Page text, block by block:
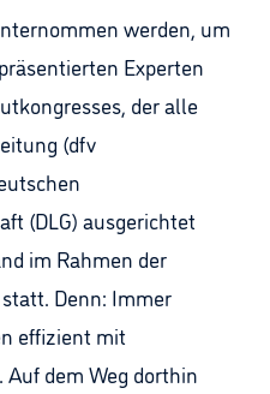
werden, um
Experten
der alle
(dfv
(DLG) ausgerichtet
im Rahmen der
Denn: Immer
effizient mit
dem Weg dorthin